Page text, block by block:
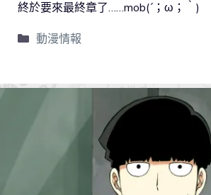
終於要來最終章了……mob(´；ω；｀)
動漫情報